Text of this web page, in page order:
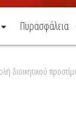
Πυρασφάλεια
διοικητικού